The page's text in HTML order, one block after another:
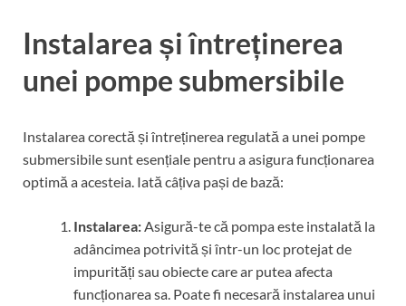
Instalarea și întreținerea
unei pompe submersibile
Instalarea corectă și întreținerea regulată a unei pompe
submersibile sunt esențiale pentru a asigura funcționarea
optimă a acesteia. Iată câțiva pași de bază:
Instalarea:Asigură-te că pompa este instalată la
adâncimea potrivită și într-un loc protejat de
impurități sau obiecte care ar putea afecta
funcționarea sa. Poate fi necesară instalarea unui